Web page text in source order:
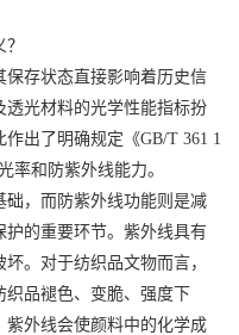
存状态直接影响着历史信
透光材料的光学性能指标扮
出了明确规定《GB/T 361 1
率和防紫外线能力。
础，而防紫外线功能则是减
护的重要环节。紫外线具有
。对于纺织品文物而言，
品褪色、变脆、强度下
紫外线会使颜料中的化学成